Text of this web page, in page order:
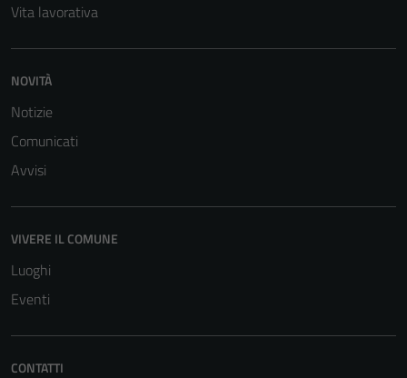
Vita lavorativa
NOVITÀ
Notizie
Comunicati
Avvisi
VIVERE IL COMUNE
Luoghi
Eventi
CONTATTI
per il